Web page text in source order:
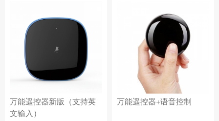
万能遥控器新版（支持英
文输入）
万能遥控器+语音控制